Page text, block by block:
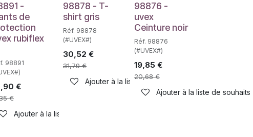
souhaits
-
de
rubiflex
98891
€
€
Ajouter à la liste de souhaits
98878 - T-
shirt gris
Réf. 98878
(#UVEX#)
30,52 €
31,79€
Ajouter à la liste de souhaits
98876 -
uvex
Ceinture noir
Réf. 98876
(#UVEX#)
19,85€
20,68€
Ajouter à la liste de souhaits